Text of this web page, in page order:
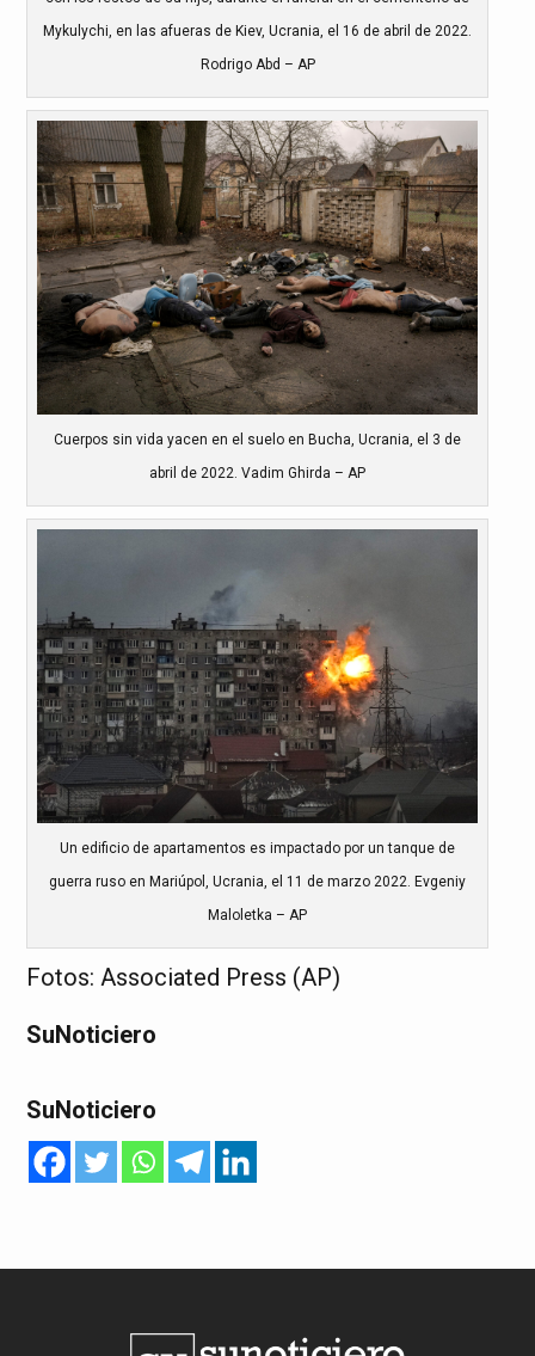
Mykulychi, en las afueras de Kiev, Ucrania, el 16 de abril de 2022.
Rodrigo Abd – AP
Cuerpos sin vida yacen en el suelo en Bucha, Ucrania, el 3 de
abril de 2022. Vadim Ghirda – AP
Un edificio de apartamentos es impactado por un tanque de
guerra ruso en Mariúpol, Ucrania, el 11 de marzo 2022. Evgeniy
Maloletka – AP
Fotos: Associated Press (AP)
SuNoticiero
SuNoticiero